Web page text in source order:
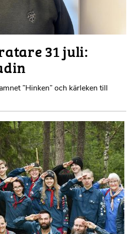
31 juli:
”Hinken” och kärleken till